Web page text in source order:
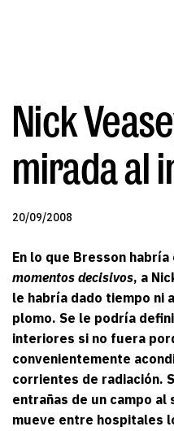
Nick
mirada al
20/09/2008
En lo que Bresson
momentos decisivos, a
le habría dado tiempo ni
plomo. Se le podría
interiores si no fuera
convenientemente
corrientes de radiación.
entrañas de un campo
mueve entre hospitales